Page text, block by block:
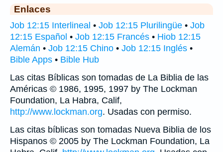
Enlaces
Job 12:15 Interlineal • Job 12:15 Plurilingüe • Job
12:15 Español • Job 12:15 Francés • Hiob 12:15
Alemán • Job 12:15 Chino • Job 12:15 Inglés •
Bible Apps • Bible Hub
Las citas Bíblicas son tomadas de La Biblia de las
Américas © 1986, 1995, 1997 by The Lockman
Foundation, La Habra, Calif,
http://www.lockman.org. Usadas con permiso.
Las citas bíblicas son tomadas Nueva Biblia de los
Hispanos © 2005 by The Lockman Foundation, La